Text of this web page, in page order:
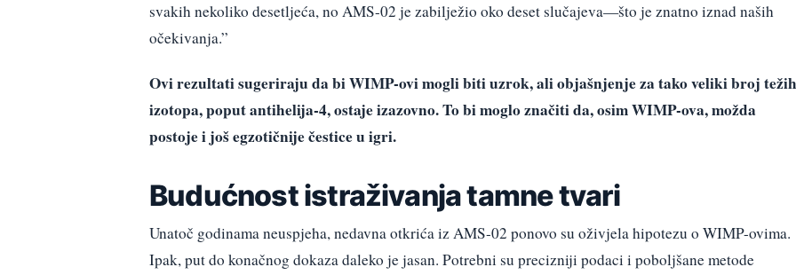
svakih nekoliko desetljeća, no AMS-02 je zabilježio oko deset slučajeva—što je znatno iznad naših
očekivanja.”
Ovi rezultati sugeriraju da bi WIMP-ovi mogli biti uzrok, ali objašnjenje za tako veliki broj težih
izotopa, poput antihelija-4, ostaje izazovno. To bi moglo značiti da, osim WIMP-ova, možda
postoje i još egzotičnije čestice u igri.
Budućnost istraživanja tamne tvari
Unatoč godinama neuspjeha, nedavna otkrića iz AMS-02 ponovo su oživjela hipotezu o WIMP-ovima.
Ipak, put do konačnog dokaza daleko je jasan. Potrebni su precizniji podaci i poboljšane metode